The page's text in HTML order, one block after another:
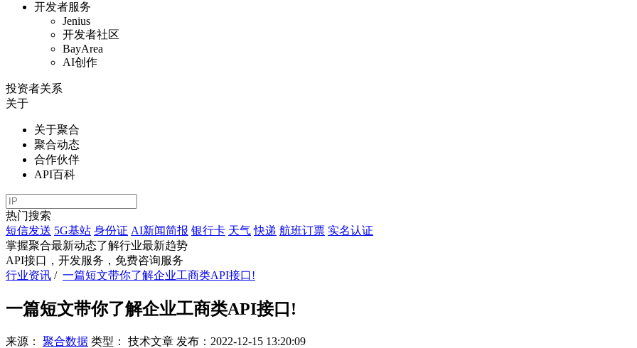
开发者服务
Jenius
开发者社区
BayArea
AI创作
投资者关系
关于
关于聚合
聚合动态
合作伙伴
API百科
热门搜索
短信发送 5G基站 身份证 AI新闻简报 银行卡 天气 快递 航班订票 实名认证
掌握聚合最新动态了解行业最新趋势
API接口，开发服务，免费咨询服务
行业资讯 / 一篇短文带你了解企业工商类API接口!
一篇短文带你了解企业工商类API接口!
来源： 聚合数据 类型： 技术文章 发布： 2022-12-15 13:20:09